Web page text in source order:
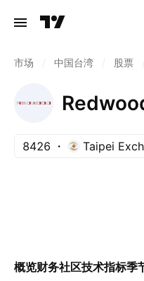
市场 中国台湾 股票
8426 Taipei
概览财务社区技术指标季